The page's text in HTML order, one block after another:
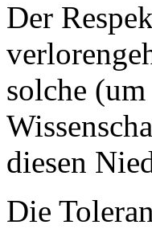
Der
solche
diesen
Die